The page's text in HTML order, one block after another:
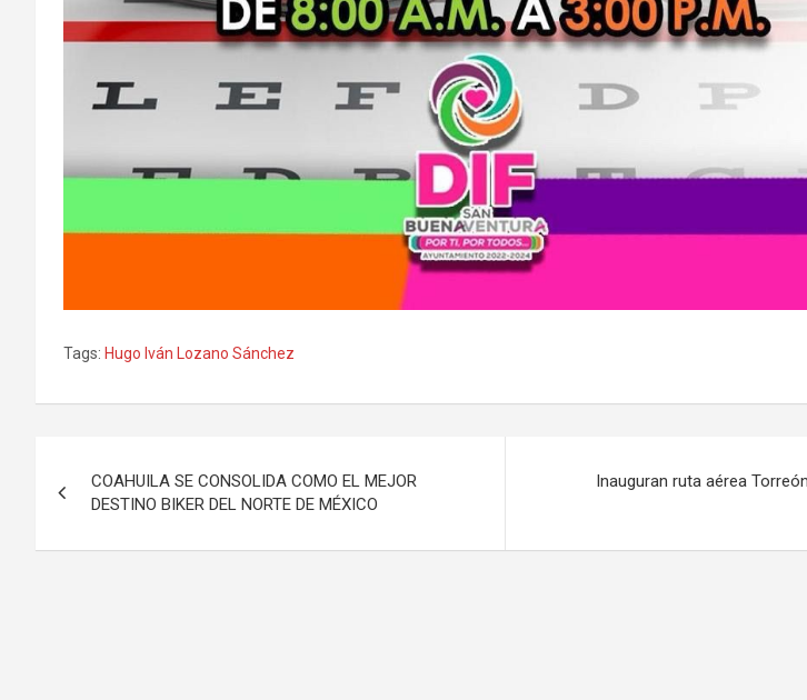
Tags: Hugo Iván Lozano Sánchez
de
entradas
COAHUILA SE CONSOLIDA COMO EL MEJOR
DESTINO BIKER DEL NORTE DE MÉXICO
Inauguran ruta aérea